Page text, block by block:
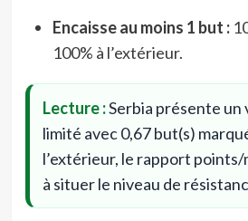
Encaisse au moins 1 but :
100% à l’extérieur.
Lecture :Serbia présente un
limité avec 0,67 but(s)
l’extérieur, le rapport points/
à situer le niveau de